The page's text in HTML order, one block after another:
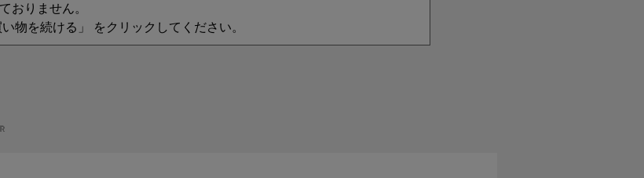
おりません。
物を続ける」 をクリックしてください。